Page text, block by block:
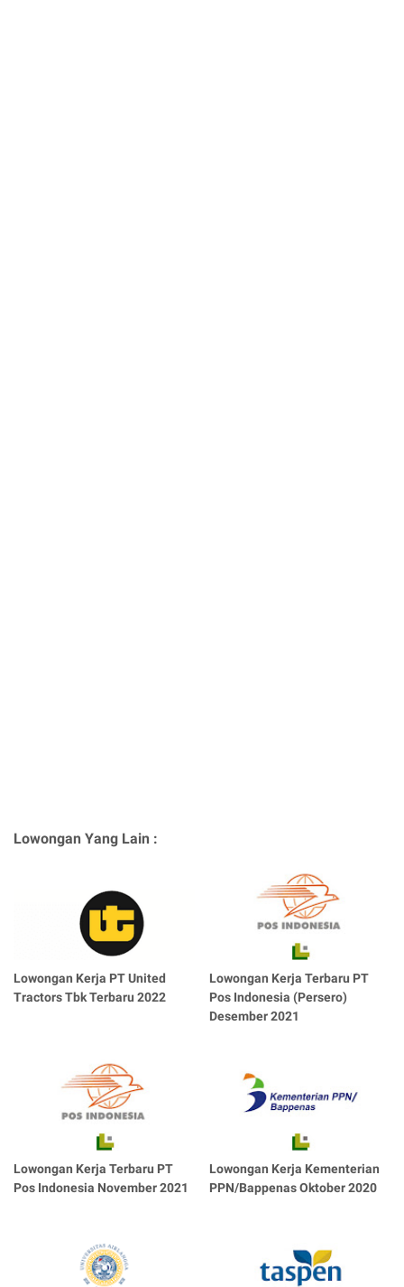
Lowongan Yang Lain :
Lowongan Kerja PT United
Tractors Tbk Terbaru 2022
Lowongan Kerja Terbaru PT
Pos Indonesia (Persero)
Desember 2021
Lowongan Kerja Terbaru PT
Pos Indonesia November 2021
Lowongan Kerja Kementerian
PPN/Bappenas Oktober 2020